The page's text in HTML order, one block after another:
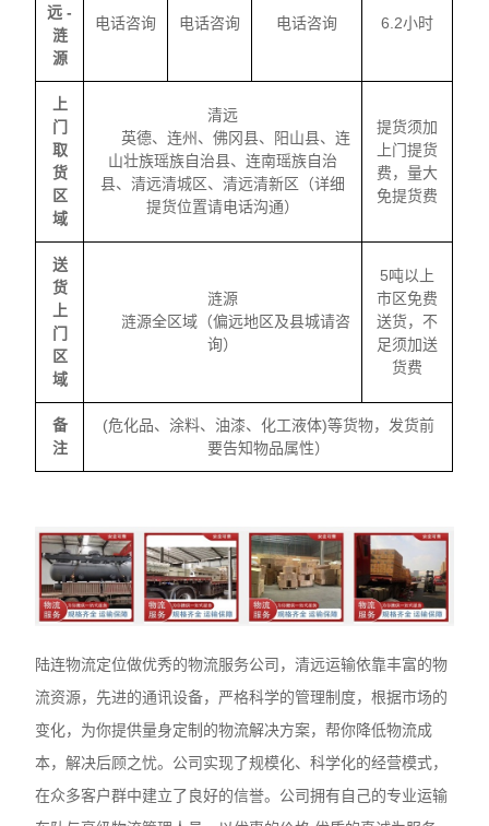
远 -
涟
源
电话咨询 电话咨询 电话咨询 6.2小时
上
门
取
货
区
域
清远
英德、连州、佛冈县、阳山县、连
山壮族瑶族自治县、连南瑶族自治
县、清远清城区、清远清新区（详细
提货位置请电话沟通）
提货须加
上门提货
费，量大
免提货费
送
货
上
门
区
域
涟源
涟源全区域（偏远地区及县城请咨
询）
5吨以上
市区免费
送货，不
足须加送
货费
备
注
(危化品、涂料、油漆、化工液体)等货物，发货前
要告知物品属性）
陆连物流定位做优秀的物流服务公司，清远运输依靠丰富的物
流资源，先进的通讯设备，严格科学的管理制度，根据市场的
变化，为你提供量身定制的物流解决方案，帮你降低物流成
本，解决后顾之忧。公司实现了规模化、科学化的经营模式，
在众多客户群中建立了良好的信誉。公司拥有自己的专业运输